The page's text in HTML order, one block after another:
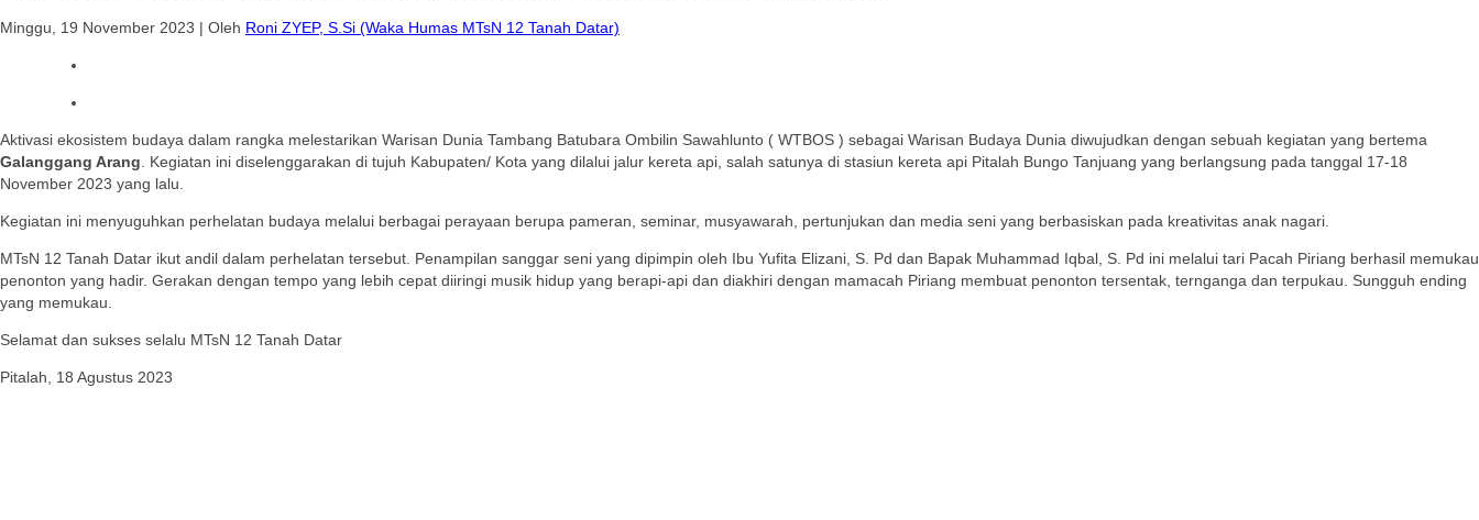
Minggu, 19 November 2023 | Oleh Roni ZYEP, S.Si (Waka Humas MTsN 12 Tanah Datar)
Aktivasi ekosistem budaya dalam rangka melestarikan Warisan Dunia Tambang Batubara Ombilin Sawahlunto ( WTBOS ) sebagai Warisan Budaya Dunia diwujudkan dengan sebuah kegiatan yang bertema
Galanggang Arang . Kegiatan ini diselenggarakan di tujuh Kabupaten/ Kota yang dilalui jalur kereta api, salah satunya di stasiun kereta api Pitalah Bungo Tanjuang yang berlangsung pada tanggal 17-18
November 2023 yang lalu.
Kegiatan ini menyuguhkan perhelatan budaya melalui berbagai perayaan berupa pameran, seminar, musyawarah, pertunjukan dan media seni yang berbasiskan pada kreativitas anak nagari.
MTsN 12 Tanah Datar ikut andil dalam perhelatan tersebut. Penampilan sanggar seni yang dipimpin oleh Ibu Yufita Elizani, S. Pd dan Bapak Muhammad Iqbal, S. Pd ini melalui tari Pacah Piriang berhasil memukau
penonton yang hadir. Gerakan dengan tempo yang lebih cepat diiringi musik hidup yang berapi-api dan diakhiri dengan mamacah Piriang membuat penonton tersentak, ternganga dan terpukau. Sungguh ending
yang memukau.
Selamat dan sukses selalu MTsN 12 Tanah Datar
Pitalah, 18 Agustus 2023